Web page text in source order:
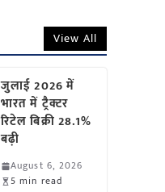
View All
जुलाई 2026 में
भारत में ट्रैक्टर
रिटेल बिक्री 28.1%
बढ़ी
August 6, 2026
5 min read